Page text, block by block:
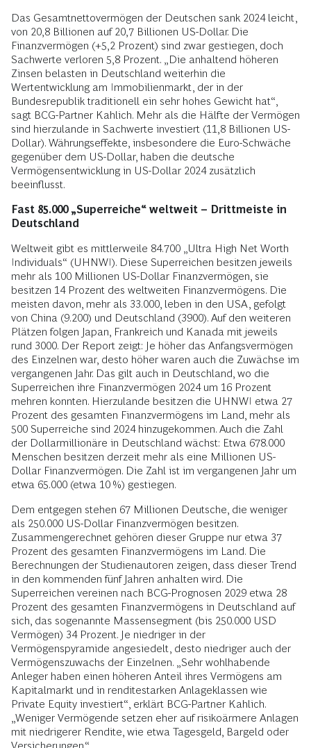
Das Gesamtnettovermögen der Deutschen sank 2024 leicht,
von 20,8 Billionen auf 20,7 Billionen US-Dollar. Die
Finanzvermögen (+5,2 Prozent) sind zwar gestiegen, doch
Sachwerte verloren 5,8 Prozent. „Die anhaltend höheren
Zinsen belasten in Deutschland weiterhin die
Wertentwicklung am Immobilienmarkt, der in der
Bundesrepublik traditionell ein sehr hohes Gewicht hat“,
sagt BCG-Partner Kahlich. Mehr als die Hälfte der Vermögen
sind hierzulande in Sachwerte investiert (11,8 Billionen US-
Dollar). Währungseffekte, insbesondere die Euro-Schwäche
gegenüber dem US-Dollar, haben die deutsche
Vermögensentwicklung in US-Dollar 2024 zusätzlich
beeinflusst.
Fast 85.000 „Superreiche“ weltweit – Drittmeiste in
Deutschland
Weltweit gibt es mittlerweile 84.700 „Ultra High Net Worth
Individuals“ (UHNWI). Diese Superreichen besitzen jeweils
mehr als 100 Millionen US-Dollar Finanzvermögen, sie
besitzen 14 Prozent des weltweiten Finanzvermögens. Die
meisten davon, mehr als 33.000, leben in den USA, gefolgt
von China (9.200) und Deutschland (3900). Auf den weiteren
Plätzen folgen Japan, Frankreich und Kanada mit jeweils
rund 3000. Der Report zeigt: Je höher das Anfangsvermögen
des Einzelnen war, desto höher waren auch die Zuwächse im
vergangenen Jahr. Das gilt auch in Deutschland, wo die
Superreichen ihre Finanzvermögen 2024 um 16 Prozent
mehren konnten. Hierzulande besitzen die UHNWI etwa 27
Prozent des gesamten Finanzvermögens im Land, mehr als
500 Superreiche sind 2024 hinzugekommen. Auch die Zahl
der Dollarmillionäre in Deutschland wächst: Etwa 678.000
Menschen besitzen derzeit mehr als eine Millionen US-
Dollar Finanzvermögen. Die Zahl ist im vergangenen Jahr um
etwa 65.000 (etwa 10 %) gestiegen.
Dem entgegen stehen 67 Millionen Deutsche, die weniger
als 250.000 US-Dollar Finanzvermögen besitzen.
Zusammengerechnet gehören dieser Gruppe nur etwa 37
Prozent des gesamten Finanzvermögens im Land. Die
Berechnungen der Studienautoren zeigen, dass dieser Trend
in den kommenden fünf Jahren anhalten wird. Die
Superreichen vereinen nach BCG-Prognosen 2029 etwa 28
Prozent des gesamten Finanzvermögens in Deutschland auf
sich, das sogenannte Massensegment (bis 250.000 USD
Vermögen) 34 Prozent. Je niedriger in der
Vermögenspyramide angesiedelt, desto niedriger auch der
Vermögenszuwachs der Einzelnen. „Sehr wohlhabende
Anleger haben einen höheren Anteil ihres Vermögens am
Kapitalmarkt und in renditestarken Anlageklassen wie
Private Equity investiert“, erklärt BCG-Partner Kahlich.
„Weniger Vermögende setzen eher auf risikoärmere Anlagen
mit niedrigerer Rendite, wie etwa Tagesgeld, Bargeld oder